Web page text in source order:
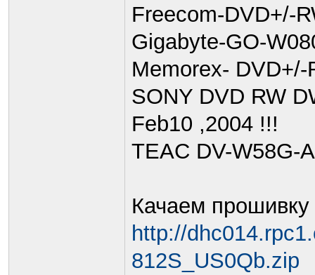
Freecom-DVD+/-
Gigabyte-GO-
Memorex-
SONY DVD RW
Feb10 ,2004 !!!
TEAC DV-W58G-
Качаем прошивку
http://
812S_US0Qb.zip